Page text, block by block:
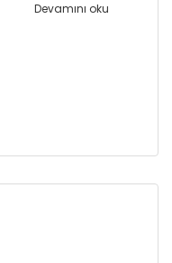
Devamını oku